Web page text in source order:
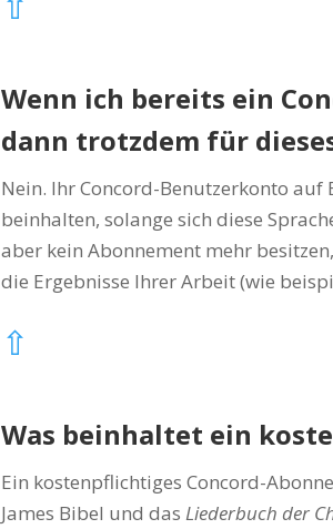
Wenn ich bereits ein
dann trotzdem für
Nein. Ihr Concord-Benutzerkonto auf
beinhalten, solange sich diese
aber kein Abonnement mehr
die Ergebnisse Ihrer Arbeit (wie
⇧
Was beinhaltet ein
Ein kostenpflichtiges Concord-
James Bibel und dasLiederbuch der